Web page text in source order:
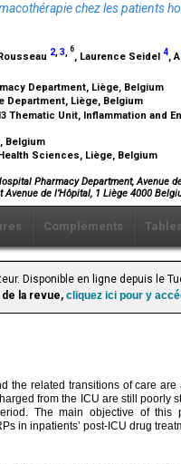
chez les patients
2,3, 6
, Laurence Seidel 4,
Department, Liège, Belgium
Department, Liège, Belgium
Thematic Unit, Inflammation and
Belgium
Sciences, Liège, Belgium
Pharmacy Department, Avenue
de l’Hôpital, 1 Liège 4000
Compléments
Disponible en ligne depuis le
la revue, cliquez ici pour y
the related transitions of care
from the ICU are still poorly
The main objective of this
in inpatients’ post-ICU drug